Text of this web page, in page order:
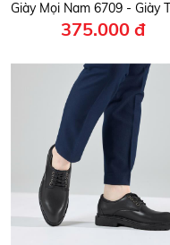
375.000 đ